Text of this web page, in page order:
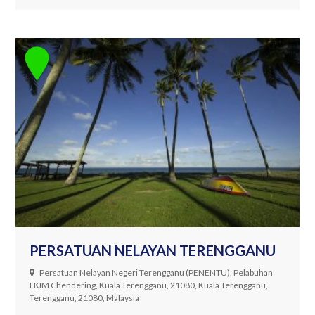
PERSATUAN NELAYAN TERENGGANU
Persatuan Nelayan Negeri Terengganu (PENENTU), Pelabuhan
LKIM Chendering, Kuala Terengganu, 21080, Kuala Terengganu,
Terengganu, 21080, Malaysia